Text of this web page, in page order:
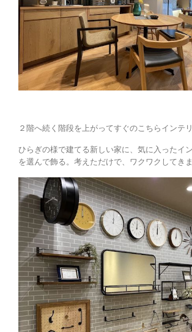
２階へ続く階段を上がってすぐのこちらインテ
ひらぎの様で建てる新しい家に、気に入ったイ
を選んで飾る。考えただけで、ワクワクしてきま